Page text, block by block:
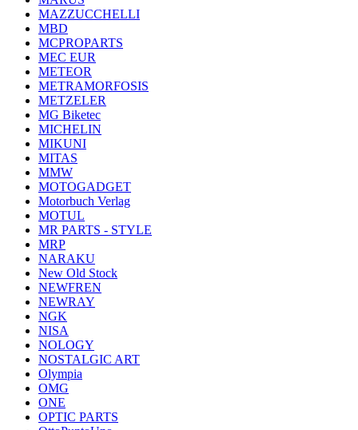
MAZZUCCHELLI
MBD
MCPROPARTS
MEC EUR
METEOR
METRAMORFOSIS
METZELER
MG Biketec
MICHELIN
MIKUNI
MITAS
MMW
MOTOGADGET
Motorbuch Verlag
MOTUL
MR PARTS - STYLE
MRP
NARAKU
New Old Stock
NEWFREN
NEWRAY
NGK
NISA
NOLOGY
NOSTALGIC ART
Olympia
OMG
ONE
OPTIC PARTS